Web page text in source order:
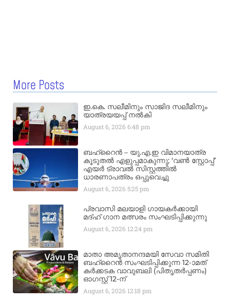
More Posts
ഇ.കെ. സലീമിനും സാജിദ സലീമിനും
യാത്രയയപ്പ് നൽകി
August 6, 20266:48 pm
ബഹ്‌റൈൻ – യു.എ.ഇ വിമാനയാത്ര
കൂടുതൽ എളുപ്പമാകുന്നു; ‘വൺ സ്റ്റോപ്പ്’
എയർ ട്രാവൽ സിസ്റ്റത്തിൽ
ധാരണാപത്രം ഒപ്പുവെച്ചു
August 6, 20265:25 pm
പ്രവാസി മലയാളി ഗായകർക്കായി
മദ്ഹ് ഗാന മത്സരം സംഘടിപ്പിക്കുന്നു
August 6, 2026 12:24 pm
മാതാ അമൃതാനന്ദമയി സേവാ സമിതി
ബഹ്‌റൈൻ സംഘടിപ്പിക്കുന്ന 12-ാമത്
കർക്കടക വാവുബലി (പിതൃതർപ്പണം)
ഓഗസ്റ്റ് 12-ന്
August 6, 2026 12:18 pm